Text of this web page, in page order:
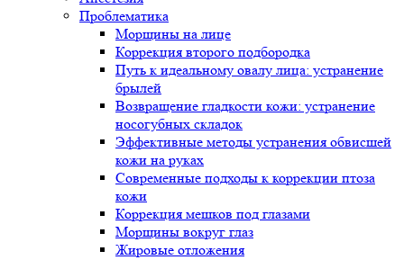
Проблематика
Морщины на лице
Коррекция второго подбородка
Путь к идеальному овалу лица: устранение
брылей
Возвращение гладкости кожи: устранение
носогубных складок
Эффективные методы устранения обвисшей
кожи на руках
Современные подходы к коррекции птоза
кожи
Коррекция мешков под глазами
Морщины вокруг глаз
Жировые отложения